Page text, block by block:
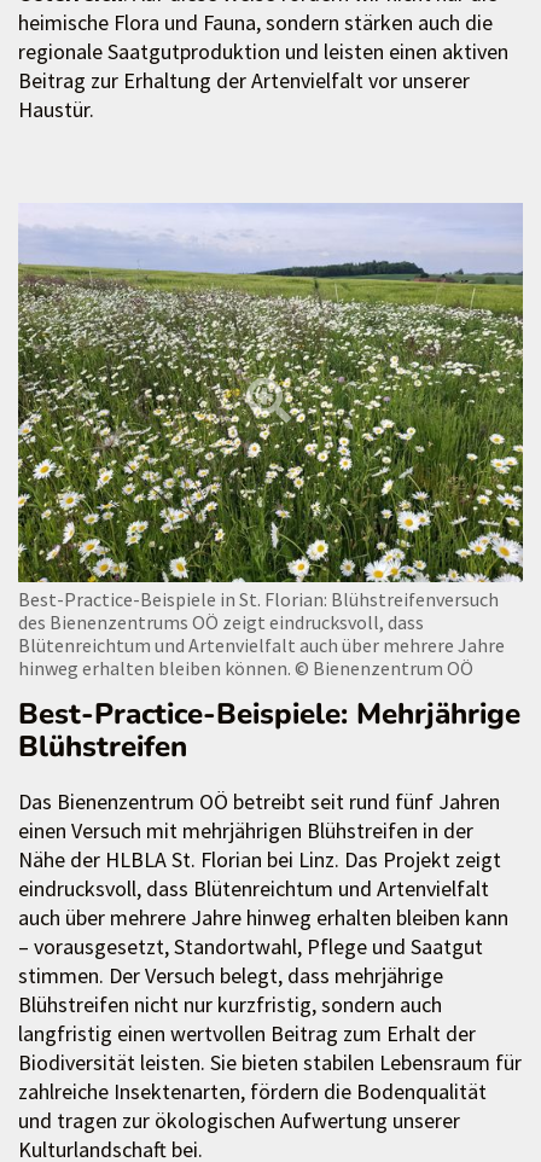
heimische Flora und Fauna, sondern stärken auch die
regionale Saatgutproduktion und leisten einen aktiven
Beitrag zur Erhaltung der Artenvielfalt vor unserer
Haustür.
Best-Practice-Beispiele in St. Florian: Blühstreifenversuch
des Bienenzentrums OÖ zeigt eindrucksvoll, dass
Blütenreichtum und Artenvielfalt auch über mehrere Jahre
hinweg erhalten bleiben können. © Bienenzentrum OÖ
Best-Practice-Beispiele: Mehrjährige
Blühstreifen
Das Bienenzentrum OÖ betreibt seit rund fünf Jahren
einen Versuch mit mehrjährigen Blühstreifen in der
Nähe der HLBLA St. Florian bei Linz. Das Projekt zeigt
eindrucksvoll, dass Blütenreichtum und Artenvielfalt
auch über mehrere Jahre hinweg erhalten bleiben kann
– vorausgesetzt, Standortwahl, Pflege und Saatgut
stimmen. Der Versuch belegt, dass mehrjährige
Blühstreifen nicht nur kurzfristig, sondern auch
langfristig einen wertvollen Beitrag zum Erhalt der
Biodiversität leisten. Sie bieten stabilen Lebensraum für
zahlreiche Insektenarten, fördern die Bodenqualität
und tragen zur ökologischen Aufwertung unserer
Kulturlandschaft bei.